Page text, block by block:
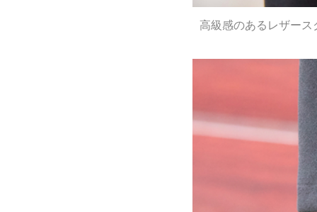
高級感のあるレザー